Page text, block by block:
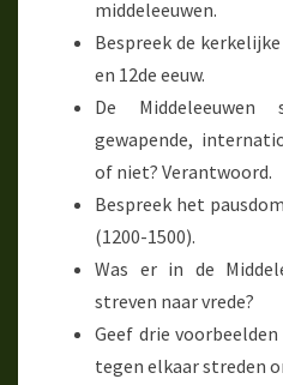
middeleeuwen.
Bespreek de
en 12de eeuw.
De
gewapende,
of niet? Verantwoord.
Bespreek het
(1200-1500).
Was er in de
streven naar vrede?
Geef drie
tegen elkaar streden